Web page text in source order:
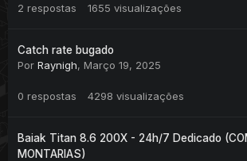
2 respostas 1655 visualizações
Catch rate bugado
Por Raynigh, Março 19, 2025
0 respostas 4298 visualizações
Baiak Titan 8.6 200X - 24h/7 Dedicado
MONTARIAS)